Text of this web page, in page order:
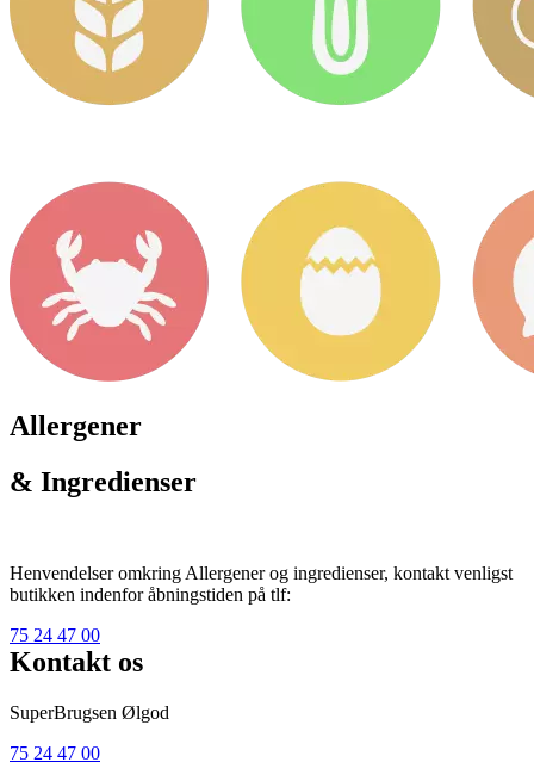
Allergener
& Ingredienser
Henvendelser omkring Allergener og ingredienser, kontakt venligst
butikken indenfor åbningstiden på tlf:
75 24 47 00
Kontakt os
SuperBrugsen Ølgod
75 24 47 00